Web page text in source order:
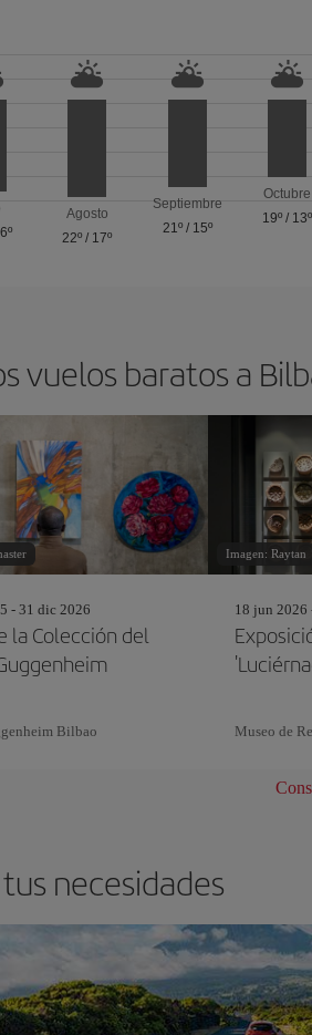
Agosto
22º / 17º
Septiembre
21º/ 15º
Octubre
19º / 13º
vuelos baratos a
- 31 dic 2026
la Colección del
Bilbao
Imagen: Raytan
18 jun 2026
Museo de
necesidades